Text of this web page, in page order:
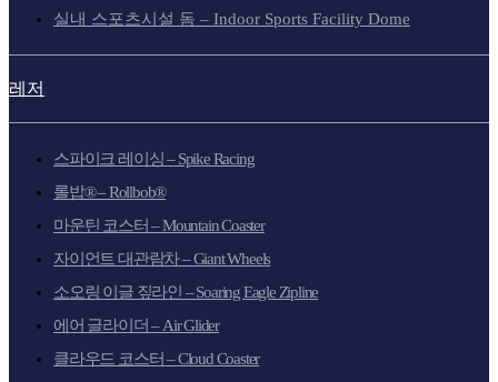
실내 스포츠시설 돔 – Indoor Sports Facility Dome
레저
스파이크 레이싱 – Spike Racing
롤밥® – Rollbob®
마운틴 코스터 – Mountain Coaster
자이언트 대관람차 – Giant Wheels
소오링 이글 짚라인 – Soaring Eagle Zipline
에어 글라이더 – Air Glider
클라우드 코스터 – Cloud Coaster